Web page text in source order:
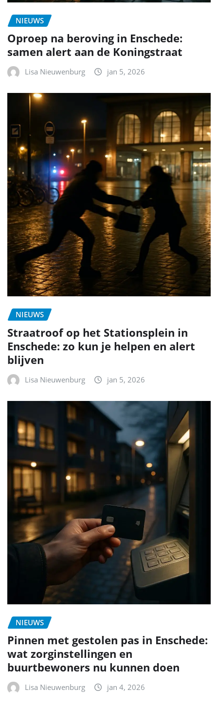
NIEUWS
Oproep na beroving in Enschede:
samen alert aan de Koningstraat
Lisa Nieuwenburg jan 5, 2026
NIEUWS
Straatroof op het Stationsplein in
Enschede: zo kun je helpen en alert
blijven
Lisa Nieuwenburg jan 5, 2026
NIEUWS
Pinnen met gestolen pas in Enschede:
wat zorginstellingen en
buurtbewoners nu kunnen doen
Lisa Nieuwenburg jan 4, 2026